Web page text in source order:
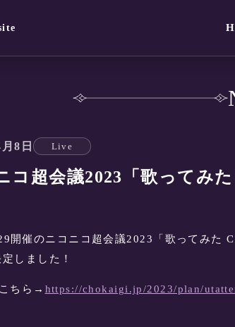
8日 Live
コ超会議2023「歌ってみ
開催のニコニコ超会議2023「歌ってみた
しました！
ちら→ https://chokaigi.jp/2023/plan/